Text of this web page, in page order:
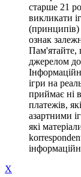
старше 21
викликати
(принципів)
ознак
Пам'ятайте,
джерелом
ігри на
приймає ні
платежів,
азартними
які
X